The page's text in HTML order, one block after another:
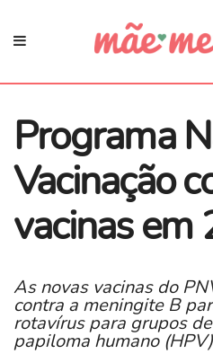
Programa
Vacinação
vacinas em
As novas vacinas do
contra a meningite B
rotavírus para grupos
papiloma humano